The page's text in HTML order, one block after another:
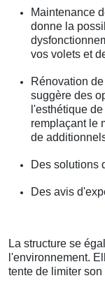
Maintenance
donne la
vos volets et
Rénovation
suggère des
l'esthétique
remplaçant le
de
Des solutions
Des avis
La structure se
l'environnement.
tente de limiter